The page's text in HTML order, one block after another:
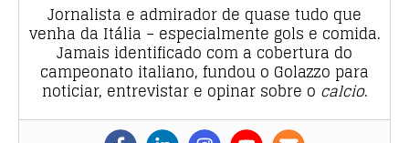
Jornalista e admirador de quase tudo que
venha da Itália – especialmente gols e comida.
Jamais identificado com a cobertura do
campeonato italiano, fundou o Golazzo para
noticiar, entrevistar e opinar sobre o calcio.